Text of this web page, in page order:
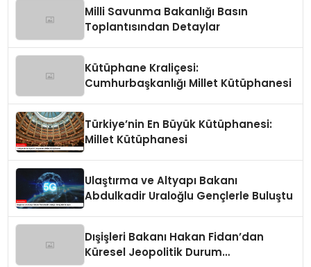
Milli Savunma Bakanlığı Basın
Toplantısından Detaylar
Kütüphane Kraliçesi:
Cumhurbaşkanlığı Millet Kütüphanesi
Türkiye’nin En Büyük Kütüphanesi:
Millet Kütüphanesi
Ulaştırma ve Altyapı Bakanı
Abdulkadir Uraloğlu Gençlerle Buluştu
Dışişleri Bakanı Hakan Fidan’dan
Küresel Jeopolitik Durum